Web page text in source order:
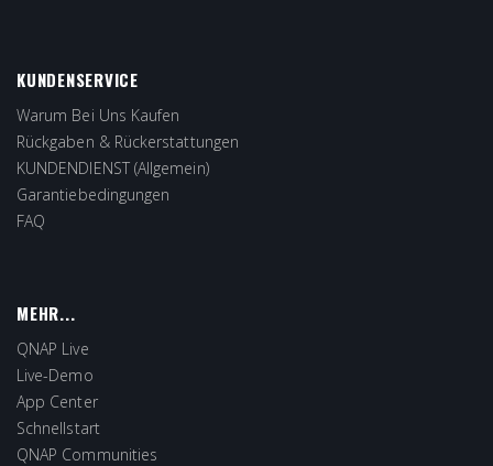
KUNDENSERVICE
Warum Bei Uns Kaufen
Rückgaben & Rückerstattungen
KUNDENDIENST (Allgemein)
Garantiebedingungen
FAQ
MEHR...
QNAP Live
Live-Demo
App Center
Schnellstart
QNAP Communities